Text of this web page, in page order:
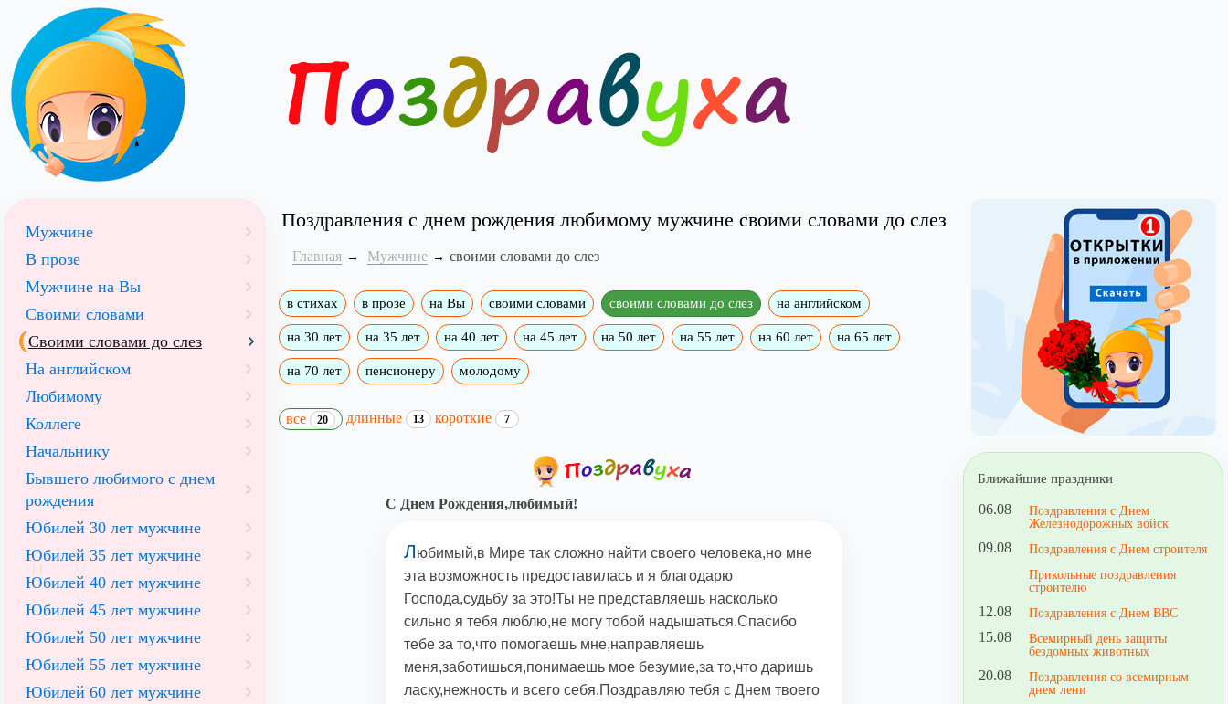
Поздравления с днем рождения любимому мужчине своими словами до слез
Главная Мужчине своими словами до слез
в стихах в прозе на Вы своими словами своими словами до слез на английском
на 30 лет на 35 лет на 40 лет на 45 лет на 50 лет на 55 лет на 60 лет на 65 лет
на 70 лет пенсионеру молодому
все 20 длинные 13 короткие 7
С Днем Рождения,любимый!
Любимый,в Мире так сложно найти своего человека,но мне
эта возможность предоставилась и я благодарю
Господа,судьбу за это!Ты не представляешь насколько
сильно я тебя люблю,не могу тобой надышаться.Спасибо
тебе за то,что помогаешь мне,направляешь
меня,заботишься,понимаешь мое безумие,за то,что даришь
ласку,нежность и всего себя.Поздравляю тебя с Днем твоего
Мужчине
В прозе
Мужчине на Вы
Своими словами
Своими словами до слез
На английском
Любимому
Коллеге
Начальнику
Бывшего любимого с днем
рождения
Юбилей 30 лет мужчине
Юбилей 35 лет мужчине
Юбилей 40 лет мужчине
Юбилей 45 лет мужчине
Юбилей 50 лет мужчине
Юбилей 55 лет мужчине
Юбилей 60 лет мужчине
Ближайшие праздники
06.08
Поздравления с Днем
Железнодорожных войск
09.08
Поздравления с Днем строителя
Прикольные поздравления
строителю
12.08 Поздравления с Днем ВВС
15.08
Всемирный день защиты
бездомных животных
20.08
Поздравления со всемирным
днем лени